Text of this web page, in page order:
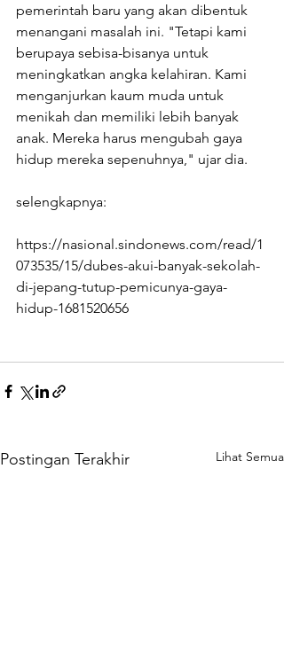
pemerintah baru yang akan dibentuk
menangani masalah ini. "Tetapi kami
berupaya sebisa-bisanya untuk
meningkatkan angka kelahiran. Kami
menganjurkan kaum muda untuk
menikah dan memiliki lebih banyak
anak. Mereka harus mengubah gaya
hidup mereka sepenuhnya," ujar dia.
selengkapnya:
https://nasional.sindonews.com/read/1
073535/15/dubes-akui-banyak-sekolah-
di-jepang-tutup-pemicunya-gaya-
hidup-1681520656
Postingan Terakhir Lihat Semua